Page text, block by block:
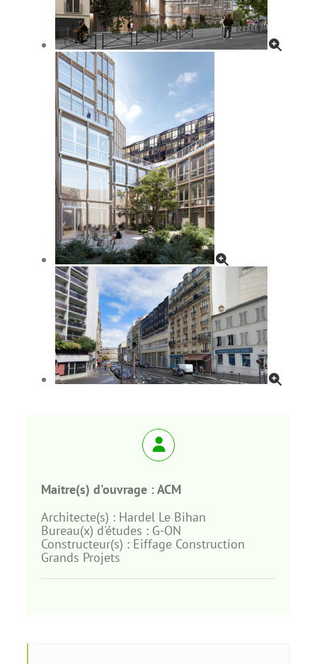
Maitre(s) d'ouvrage :ACM
Architecte(s) : Hardel Le Bihan
Bureau(x) d'études : G-ON
Constructeur(s) : Eiffage Construction
Grands Projets